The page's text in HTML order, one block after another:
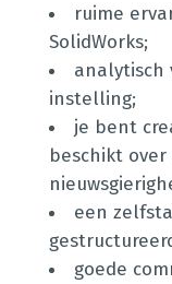
ruime
SolidWorks;
analytisch
instelling;
je bent
beschikt over
een
goede